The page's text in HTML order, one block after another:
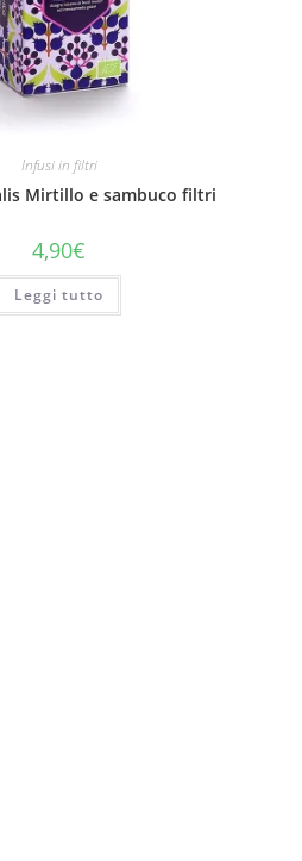
Infusi in filtri
Mirtillo e sambuco filtri
4,90€
Leggi tutto